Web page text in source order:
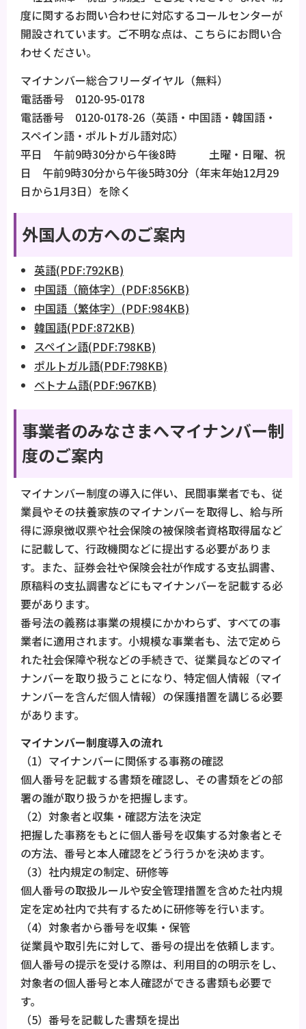
度に関するお問い合わせに対応するコールセンターが
開設されています。ご不明な点は、こちらにお問い合
わせください。
マイナンバー総合フリーダイヤル（無料）
電話番号 0120-95-0178
電話番号 0120-0178-26（英語・中国語・韓国語・
スペイン語・ポルトガル語対応）
平日 午前9時30分から午後8時 土曜・日曜、祝
日 午前9時30分から午後5時30分（年末年始12月29
日から1月3日）を除く
外国人の方へのご案内
英語(PDF:792KB)
中国語（簡体字）(PDF:856KB)
中国語（繁体字）(PDF:984KB)
韓国語(PDF:872KB)
スペイン語(PDF:798KB)
ポルトガル語(PDF:798KB)
ベトナム語(PDF:967KB)
事業者のみなさまへマイナンバー制
度のご案内
マイナンバー制度の導入に伴い、民間事業者でも、従
業員やその扶養家族のマイナンバーを取得し、給与所
得に源泉徴収票や社会保険の被保険者資格取得届など
に記載して、行政機関などに提出する必要がありま
す。また、証券会社や保険会社が作成する支払調書、
原稿料の支払調書などにもマイナンバーを記載する必
要があります。
番号法の義務は事業の規模にかかわらず、すべての事
業者に適用されます。小規模な事業者も、法で定めら
れた社会保障や税などの手続きで、従業員などのマイ
ナンバーを取り扱うことになり、特定個人情報（マイ
ナンバーを含んだ個人情報）の保護措置を講じる必要
があります。
マイナンバー制度導入の流れ
（1）マイナンバーに関係する事務の確認
個人番号を記載する書類を確認し、その書類をどの部
署の誰が取り扱うかを把握します。
（2）対象者と収集・確認方法を決定
把握した事務をもとに個人番号を収集する対象者とそ
の方法、番号と本人確認をどう行うかを決めます。
（3）社内規定の制定、研修等
個人番号の取扱ルールや安全管理措置を含めた社内規
定を定め社内で共有するために研修等を行います。
（4）対象者から番号を収集・保管
従業員や取引先に対して、番号の提出を依頼します。
個人番号の提示を受ける際は、利用目的の明示をし、
対象者の個人番号と本人確認ができる書類も必要で
す。
（5）番号を記載した書類を提出